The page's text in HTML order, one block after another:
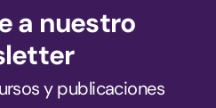
a nuestro
y publicaciones